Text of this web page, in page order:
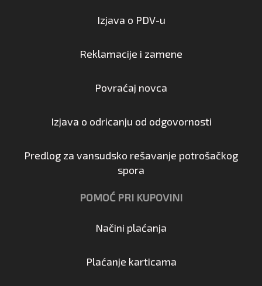
Izjava o PDV-u
Reklamacije i zamene
Povraćaj novca
Izjava o odricanju od odgovornosti
Predlog za vansudsko rešavanje potrošačkog
spora
POMOĆ PRI KUPOVINI
Načini plaćanja
Plaćanje karticama